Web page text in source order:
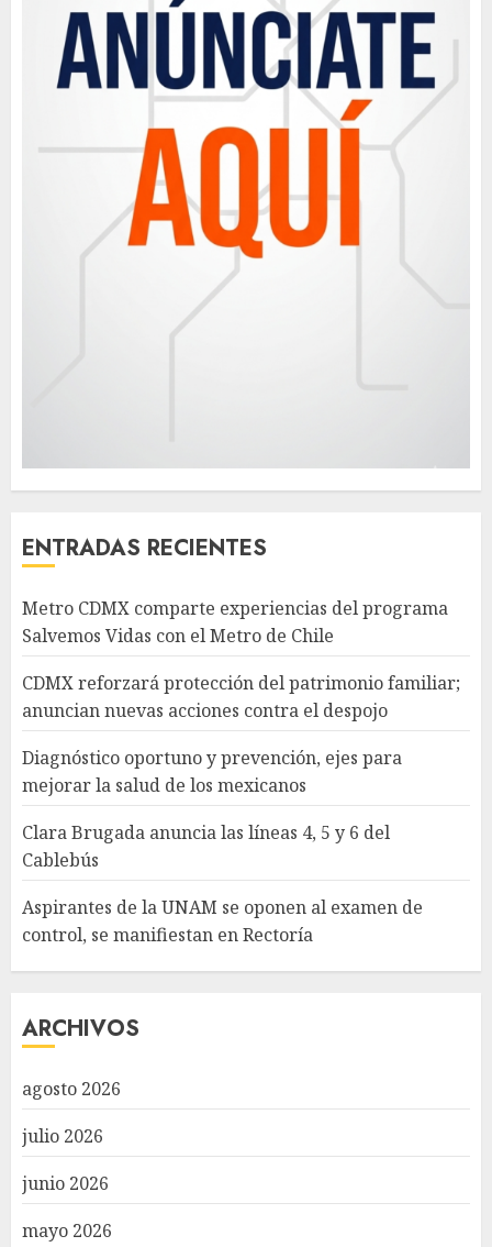
ENTRADAS RECIENTES
Metro CDMX comparte experiencias del programa
Salvemos Vidas con el Metro de Chile
CDMX reforzará protección del patrimonio familiar;
anuncian nuevas acciones contra el despojo
Diagnóstico oportuno y prevención, ejes para
mejorar la salud de los mexicanos
Clara Brugada anuncia las líneas 4, 5 y 6 del
Cablebús
Aspirantes de la UNAM se oponen al examen de
control, se manifiestan en Rectoría
ARCHIVOS
agosto 2026
julio 2026
junio 2026
mayo 2026